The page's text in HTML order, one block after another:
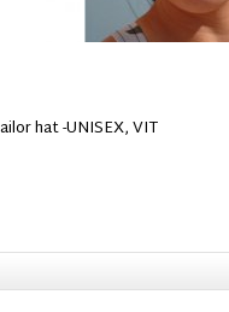
hat -UNISEX, VIT